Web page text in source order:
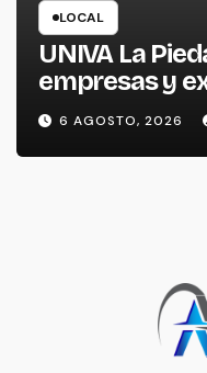
LOCAL
UNIVA La
empresas y
productividad
6 AGOSTO, 2026